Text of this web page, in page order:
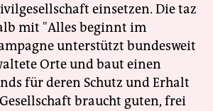
einsetzen. Die taz
mit "Alles beginnt im
unterstützt bundesweit
Orte und baut einen
für deren Schutz und Erhalt
braucht guten, frei